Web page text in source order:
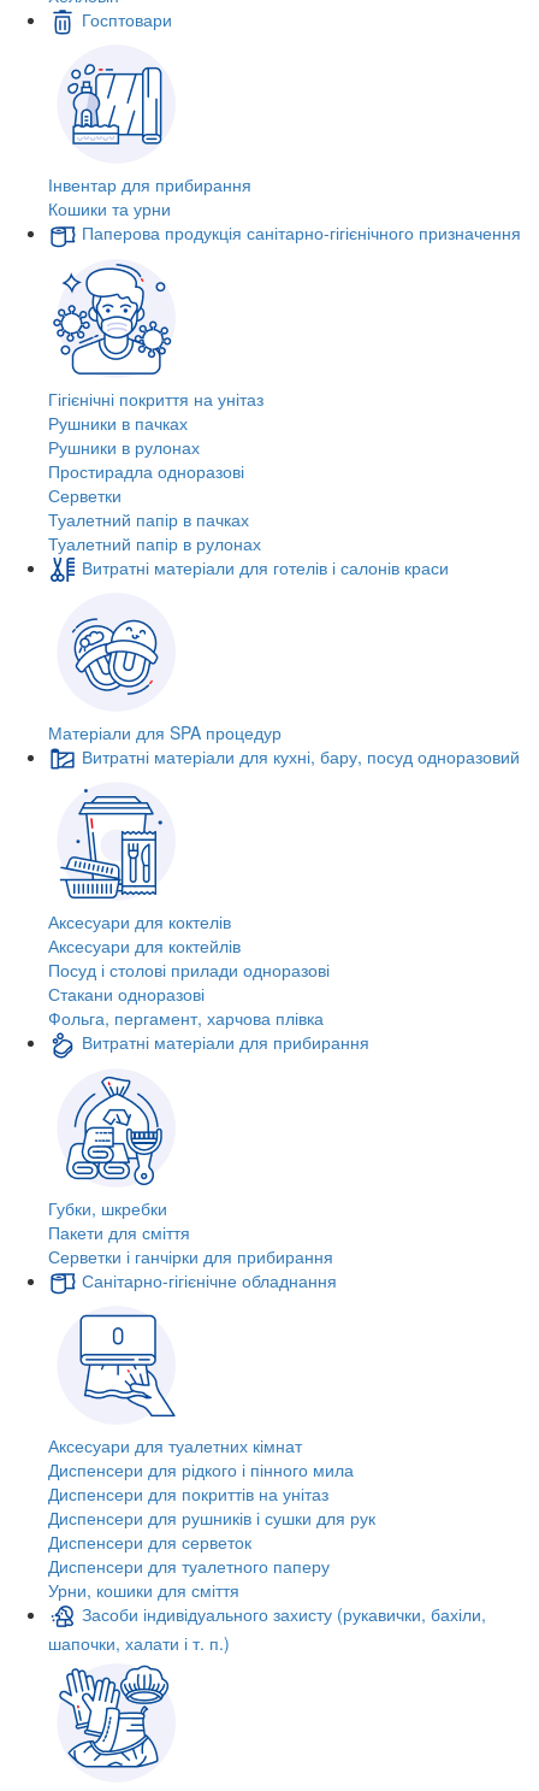
Госптовари
Інвентар для прибирання
Кошики та урни
Паперова продукція санітарно-гігієнічного призначення
Гігієнічні покриття на унітаз
Рушники в пачках
Рушники в рулонах
Простирадла одноразові
Серветки
Туалетний папір в пачках
Туалетний папір в рулонах
Витратні матеріали для готелів і салонів краси
Матеріали для SPA процедур
Витратні матеріали для кухні, бару, посуд одноразовий
Аксесуари для коктелів
Аксесуари для коктейлів
Посуд і столові прилади одноразові
Стакани одноразові
Фольга, пергамент, харчова плівка
Витратні матеріали для прибирання
Губки, шкребки
Пакети для сміття
Серветки і ганчірки для прибирання
Санітарно-гігієнічне обладнання
Аксесуари для туалетних кімнат
Диспенсери для рідкого і пінного мила
Диспенсери для покриттів на унітаз
Диспенсери для рушників і сушки для рук
Диспенсери для серветок
Диспенсери для туалетного паперу
Урни, кошики для сміття
Засоби індивідуального захисту (рукавички, бахіли,
шапочки, халати і т. п.)